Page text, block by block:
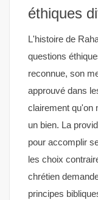
éthiques
L'histoire de
questions
reconnue, son
approuvé dans
clairement qu'on
un bien. La
pour accomplir
les choix
chrétien
principes